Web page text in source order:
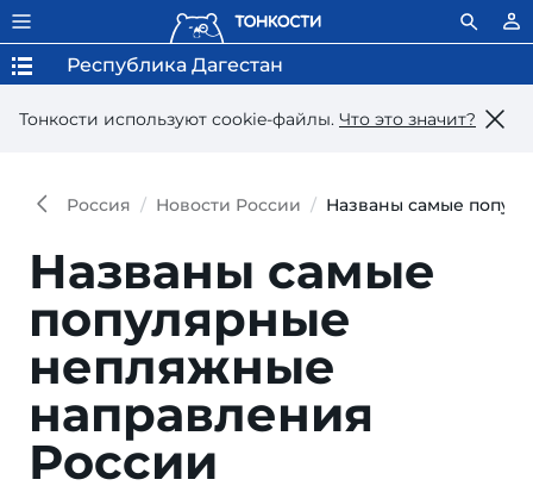
Тонкости используют сookie-файлы. Что это значит?
Республика Дагестан
Россия Новости России Названы самые
Названы самые
популярные
непляжные
направления
России